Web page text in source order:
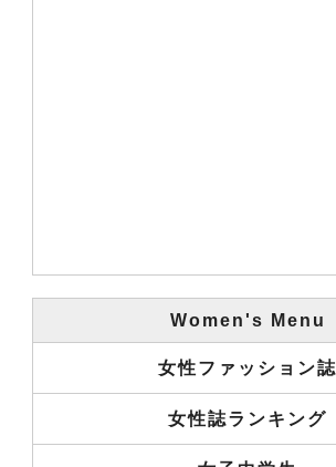
Women's Menu
女性ファッション誌
女性誌ランキング